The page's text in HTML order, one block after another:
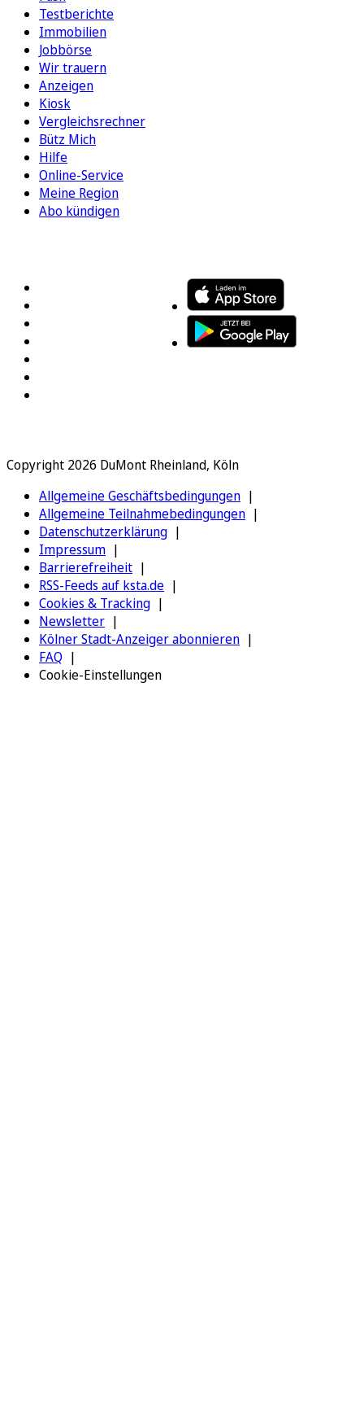
Testberichte
Immobilien
Jobbörse
Wir trauern
Anzeigen
Kiosk
Vergleichsrechner
Bütz Mich
Hilfe
Online-Service
Meine Region
Abo kündigen
Copyright 2026 DuMont Rheinland, Köln
Allgemeine Geschäftsbedingungen
Allgemeine Teilnahmebedingungen
Datenschutzerklärung
Impressum
Barrierefreiheit
RSS-Feeds auf ksta.de
Cookies & Tracking
Newsletter
Kölner Stadt-Anzeiger abonnieren
FAQ
Cookie-Einstellungen